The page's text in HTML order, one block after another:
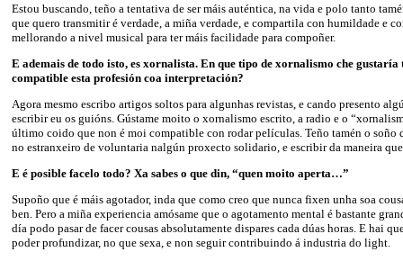
Estou buscando, teño a tentativa de ser máis auténtica, na vida e polo tanto
que quero transmitir é verdade, a miña verdade, e compartila con humildade e
mellorando a nivel musical para ter máis facilidade para compoñer.
E ademais de todo isto, es xornalista. En que tipo de xornalismo che
compatible esta profesión coa interpretación?
Agora mesmo escribo artigos soltos para algunhas revistas, e cando presento
escribir eu os guións. Gústame moito o xornalismo escrito, a radio e o
último coido que non é moi compatible con rodar películas. Teño tamén o soño
no estranxeiro de voluntaria nalgún proxecto solidario, e escribir da maneira
E é posible facelo todo? Xa sabes o que din, “quen moito aperta…”
Supoño que é máis agotador, inda que como creo que nunca fixen unha soa
ben. Pero a miña experiencia amósame que o agotamento mental é bastante
día podo pasar de facer cousas absolutamente dispares cada dúas horas. E hai
poder profundizar, no que sexa, e non seguir contribuindo á industria do light.